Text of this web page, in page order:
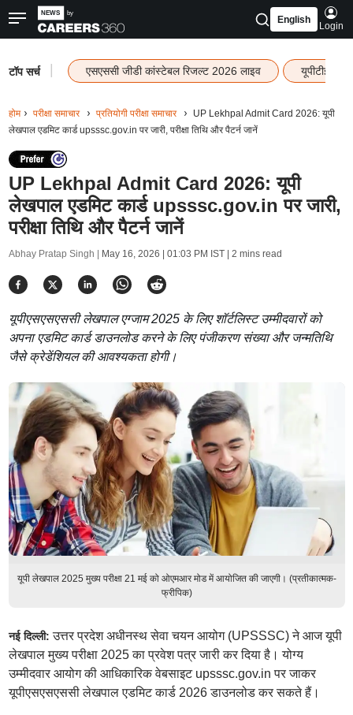
English
Login
टॉप सर्च एसएससी जीडी कांस्टेबल रिजल्ट 2026 लाइव यूपीटीईटी
होम परीक्षा समाचार प्रतियोगी परीक्षा समाचार
UP Lekhpal Admit Card 2026: यूपी
लेखपाल एडमिट कार्ड upsssc.gov.in पर जारी, परीक्षा तिथि और पैटर्न जानें
UP Lekhpal Admit Card 2026: यूपी
लेखपाल एडमिट कार्ड upsssc.gov.in पर जारी,
परीक्षा तिथि और पैटर्न जानें
Abhay Pratap Singh | May 16, 2026 | 01:03 PM IST| 2 mins read
यूपीएसएसएससी लेखपाल एग्जाम 2025 के लिए शॉर्टलिस्ट उम्मीदवारों को
अपना एडमिट कार्ड डाउनलोड करने के लिए पंजीकरण संख्या और जन्मतिथि
जैसे क्रेडेंशियल की आवश्यकता होगी।
यूपी लेखपाल 2025 मुख्य परीक्षा 21 मई को ओएमआर मोड में आयोजित की जाएगी। (प्रतीकात्मक-
फ्रीपिक)
नई दिल्ली:उत्तर प्रदेश अधीनस्थ सेवा चयन आयोग (UPSSSC) ने आज यूपी
लेखपाल मुख्य परीक्षा 2025 का प्रवेश पत्र जारी कर दिया है। योग्य
उम्मीदवार आयोग की आधिकारिक वेबसाइट upsssc.gov.in पर जाकर
यूपीएसएसएससी लेखपाल एडमिट कार्ड 2026 डाउनलोड कर सकते हैं।